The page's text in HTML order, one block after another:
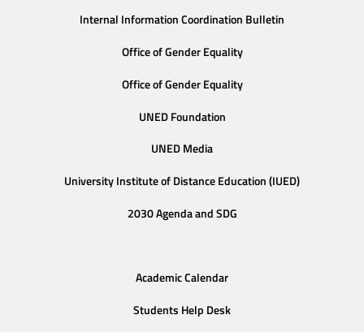
Internal Information Coordination Bulletin
Office of Gender Equality
Office of Gender Equality
UNED Foundation
UNED Media
University Institute of Distance Education (IUED)
2030 Agenda and SDG
Academic Calendar
Students Help Desk